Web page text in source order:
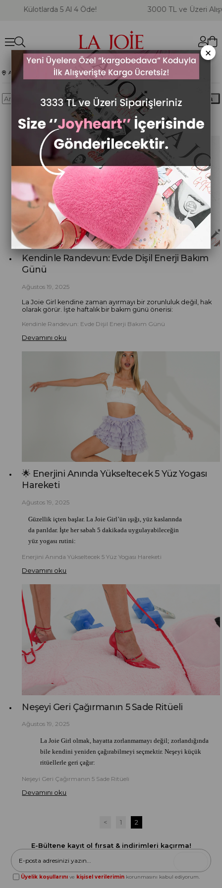
Külotlarda 5 Al 4 Öde! 3000 TL ve Üzeri
Anasayfa
Ara
Lojoie Blog
Kendinle Randevun: Evde Dişil Enerji Bakım
Günü
Ağustos 19, 2025
La Joie Girl kendine zaman ayırmayı bir zorunluluk değil, hak
olarak görür. İşte haftalık bir bakım günü önerisi:
Kendinle Randevun: Evde Dişil Enerji Bakım Günü
Devamını oku
🌟 Enerjini Anında Yükseltecek 5 Yüz Yogası
Hareketi
Ağustos 19, 2025
Güzellik içten başlar. La Joie Girl’ün ışığı, yüz kaslarında
da parıldar. İşte her sabah 5 dakikada uygulayabileceğin
yüz yogası rutini:
Enerjini Anında Yükseltecek 5 Yüz Yogası Hareketi
Devamını oku
Neşeyi Geri Çağırmanın 5 Sade Ritüeli
Ağustos 19, 2025
La Joie Girl olmak, hayatta zorlanmamayı değil; zorlandığında
bile kendini yeniden çağırabilmeyi seçmektir. Neşeyi küçük
ritüellerle geri çağır:
Neşeyi Geri Çağırmanın 5 Sade Ritüeli
Devamını oku
< 1 2
E-Bültene kayıt ol fırsat & indirimleri kaçırma!
Üyelik koşullarını ve kişisel verilerimin korunmasını kabul ediyorum.
×